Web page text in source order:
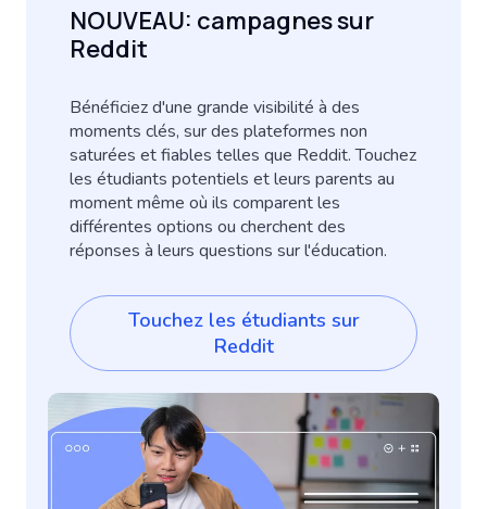
NOUVEAU: campagnes sur
Reddit
Bénéficiez d'une grande visibilité à des
moments clés, sur des plateformes non
saturées et fiables telles que Reddit. Touchez
les étudiants potentiels et leurs parents au
moment même où ils comparent les
différentes options ou cherchent des
réponses à leurs questions sur l'éducation.
Touchez les étudiants sur
Reddit